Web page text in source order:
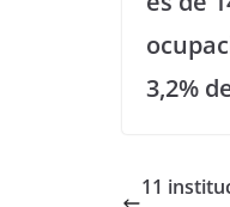
3,2%
11